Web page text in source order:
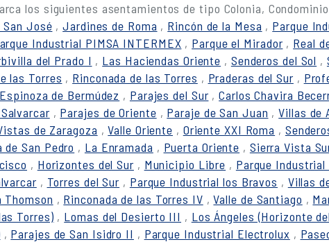
los siguientes asentamientos de tipo Colonia,
San José ,Jardines de Roma , Rincón de la Mesa , Parque
Industrial PIMSA INTERMEX , Parque el Mirador , Real
del Prado I , Las Haciendas Oriente , Senderos del Sol ,
las Torres , Rinconada de las Torres , Praderas del Sur ,
de Bermúdez , Parajes del Sur ,Carlos Chavira
, Parajes de Oriente , Paraje de San Juan ,Villas de
de Zaragoza ,Valle Oriente , Oriente XXI Roma ,
de San Pedro , La Enramada , Puerta Oriente , Sierra Vista
, Horizontes del Sur , Municipio Libre , Parque Industrial
, Torres del Sur , Parque Industrial los Bravos , Villas
Thomson , Rinconada de las Torres IV ,Valle de Santiago ,
Torres) , Lomas del Desierto III , Los Ángeles (Horizonte
, Parajes de San Isidro II , Parque Industrial Electrolux ,